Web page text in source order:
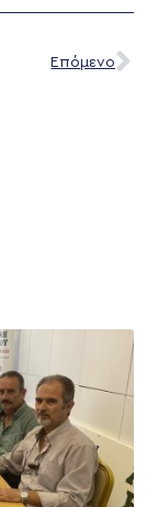
Επόμενο